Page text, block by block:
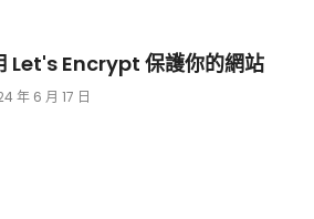
Let's Encrypt 保護你的網站
年 6 月 17 日